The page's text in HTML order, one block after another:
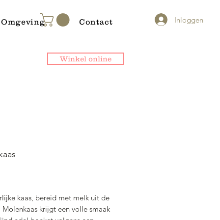
Inloggen
Omgeving Contact
kaas, bereid met melk uit de
Molenkaas krijgt een volle smaak
Winkel online